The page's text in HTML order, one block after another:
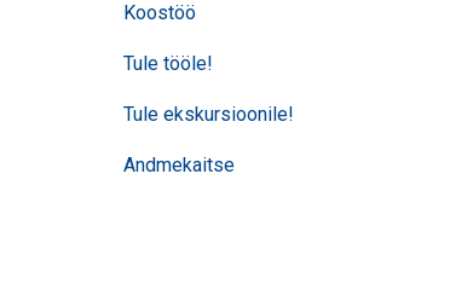
Koostöö
Tule tööle!
Tule ekskursioonile!
Andmekaitse